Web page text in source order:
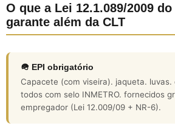
O que a Lei 12.1.089/2009
garante além da CLT
🪖 EPI obrigatório
Capacete (com viseira). jaqueta.
todos com selo INMETRO. fornecidos
empregador (Lei 12.009/09 + NR-6).